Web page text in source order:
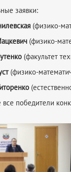
заявки:
(физико-
(физико-
(факультет
(физико-
победители